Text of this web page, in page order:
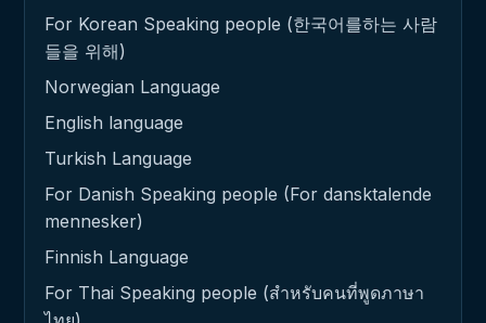
For Korean Speaking people (한국어를하는 사람
들을 위해)
Norwegian Language
English language
Turkish Language
For Danish Speaking people (For dansktalende
mennesker)
Finnish Language
For Thai Speaking people (สำหรับคนที่พูดภาษา